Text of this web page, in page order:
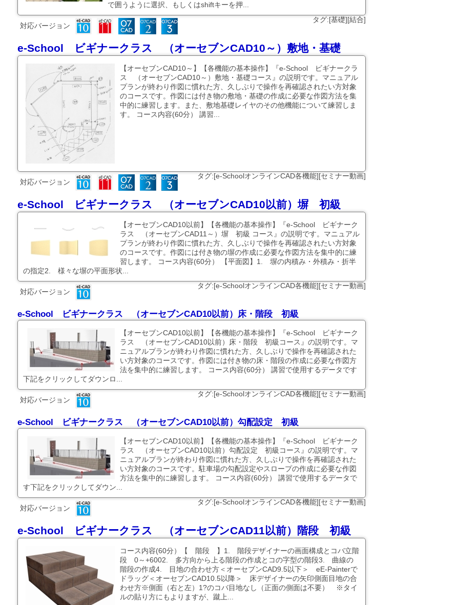
で囲うように選択、もしくはshiftキーを押...
対応バージョン
タグ:[基礎][結合]
e-School ビギナークラス （オーセブンCAD10～）敷地・基礎
【オーセブンCAD10～】【各機能の基本操作】『e-School ビギナークラ
ス （オーセブンCAD10～）敷地・基礎コース』の説明です。マニュアル
プランが終わり作図に慣れた方、久しぶりで操作を再確認されたい方対象
のコースです。作図には付き物の敷地・基礎の作成に必要な作図方法を集
中的に練習します。また、敷地基礎レイヤのその他機能について練習しま
す。 コース内容(60分） 講習...
対応バージョン
タグ:[e-SchoolオンラインCAD各機能][セミナー動画]
e-School ビギナークラス （オーセブンCAD10以前）塀 初級
【オーセブンCAD10以前】【各機能の基本操作】『e-School ビギナーク
ラス （オーセブンCAD11～）塀 初級 コース』の説明です。マニュアル
プランが終わり作図に慣れた方、久しぶりで操作を再確認されたい方対象
のコースです。作図には付き物の塀の作成に必要な作図方法を集中的に練
習します。 コース内容(60分） 【平面図】1. 塀の内積み・外積み・折半
の指定2. 様々な塀の平面形状...
対応バージョン
タグ:[e-SchoolオンラインCAD各機能][セミナー動画]
e-School ビギナークラス （オーセブンCAD10以前）床・階段 初級
【オーセブンCAD10以前】【各機能の基本操作】『e-School ビギナーク
ラス （オーセブンCAD10以前）床・階段 初級コース』の説明です。マ
ニュアルプランが終わり作図に慣れた方、久しぶりで操作を再確認された
い方対象のコースです。作図には付き物の床・階段の作成に必要な作図方
法を集中的に練習します。 コース内容(60分） 講習で使用するデータです
下記をクリックしてダウンロ...
対応バージョン
タグ:[e-SchoolオンラインCAD各機能][セミナー動画]
e-School ビギナークラス （オーセブンCAD10以前）勾配設定 初級
【オーセブンCAD10以前】【各機能の基本操作】『e-School ビギナーク
ラス （オーセブンCAD10以前）勾配設定 初級コース』の説明です。マ
ニュアルプランが終わり作図に慣れた方、久しぶりで操作を再確認された
い方対象のコースです。駐車場の勾配設定やスロープの作成に必要な作図
方法を集中的に練習します。 コース内容(60分） 講習で使用するデータで
す下記をクリックしてダウン...
対応バージョン
タグ:[e-SchoolオンラインCAD各機能][セミナー動画]
e-School ビギナークラス （オーセブンCAD11以前）階段 初級
コース内容(60分）【 階段 】1. 階段デザイナーの画面構成とコバ立階
段 0～+6002. 多方向から上る階段の作成とコの字型の階段3. 曲線の
階段の作成4. 目地の合わせ方＜オーセブンCAD9.5以下＞ eE-Painterで
ドラッグ＜オーセブンCAD10.5以降＞ 床デザイナーの矢印側面目地の合
わせ方※側面（右と左）1?のコバ目地なし（正面の側面は不要） ※タイ
ルの貼り方にもよりますが、蹴上...